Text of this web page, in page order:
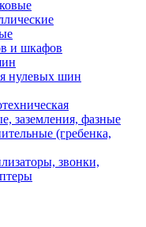
и шкафов
нулевых шин
заземления, фазные
(гребенка,
звонки,